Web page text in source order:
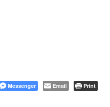
Messenger Email Print